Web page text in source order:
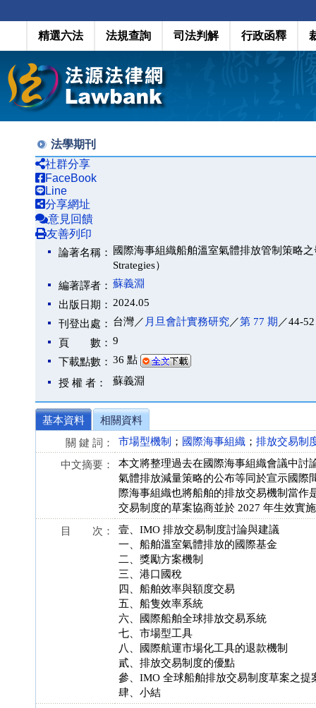
精選六法 法規查詢 司法判解 行政函釋
法學期刊
社群分享
FaceBook
Line
分享網址
意見回饋
友善列印
論著名稱：
國際海事組織船舶溫室氣體排放管制策略
Strategies）
編著譯者： 蘇義淵
出版日期： 2024.05
刊登出處： 台灣／ 月旦會計實務研究／第 77 期 ／44-
頁 數： 9
下載點數： 36 點
授 權 者： 蘇義淵
基本資料
相關資料
關 鍵 詞：
市場型機制 ； 國際海事組織 ； 排放交易制
中文摘要：
本文將整理過去在國際海事組織會議中討
氣體排放減量策略的公布等同於宣示國際
際海事組織也將船舶的排放交易機制當作
交易制度的草案協商並於 2027 年生效實
目 次：
壹、IMO 排放交易制度討論與建議
一、船舶溫室氣體排放的國際基金
二、獎勵方案機制
三、港口國稅
四、船舶效率與額度交易
五、船隻效率系統
六、國際船舶全球排放交易系統
七、市場型工具
八、國際航運市場化工具的退款機制
貳、排放交易制度的優點
參、IMO 全球船舶排放交易制度草案之提
肆、小結